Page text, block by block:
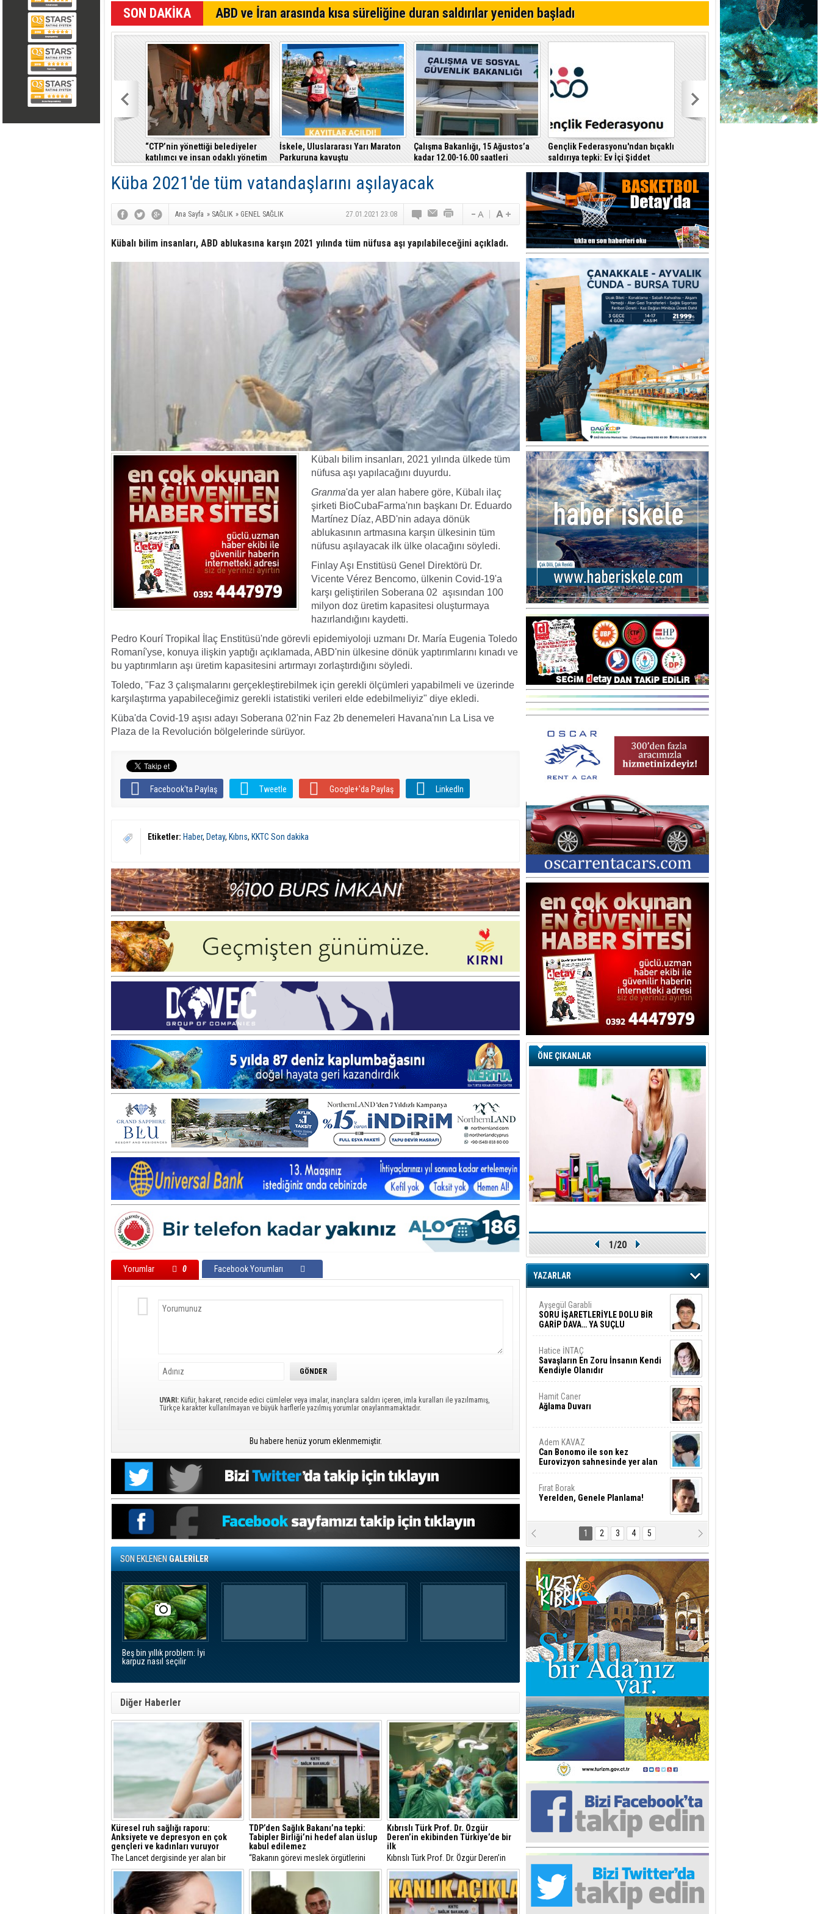
64. Geleneksel Mehmetçik Üzüm Festivali başladı
Özersay, DAÜ-SEN yetkilileriyle bir araya geldi
SON DAKİKA ABD ve İran arasında kısa süreliğine duran saldırılar yeniden başladı
“CTP’nin yönettiği belediyeler
katılımcı ve insan odaklı yönetim
anlayışıyla fark yaratıyor”
İskele, Uluslararası Yarı Maraton
Parkuruna kavuştu
Çalışma Bakanlığı, 15 Ağustos’a
kadar 12.00-16.00 saatleri
arasında güneş altında çalışmayı
yasakladı
Gençlik Federasyonu'ndan bıçaklı
saldırıya tepki: Ev İçi Şiddet
Yasası hayata geçirilmeli
Küba 2021'de tüm vatandaşlarını aşılayacak
Ana Sayfa » SAĞLIK » GENEL SAĞLIK 27.01.2021 23:08
Kübalı bilim insanları, ABD ablukasına karşın 2021 yılında tüm nüfusa aşı yapılabileceğini açıkladı.
Kübalı bilim insanları, 2021 yılında ülkede tüm
nüfusa aşı yapılacağını duyurdu.
Granma'da yer alan habere göre, Kübalı ilaç
şirketi BioCubaFarma'nın başkanı Dr. Eduardo
Martínez Díaz, ABD'nin adaya dönük
ablukasının artmasına karşın ülkesinin tüm
nüfusu aşılayacak ilk ülke olacağını söyledi.
Finlay Aşı Enstitüsü Genel Direktörü Dr.
Vicente Vérez Bencomo, ülkenin Covid-19'a
karşı geliştirilen Soberana 02 aşısından 100
milyon doz üretim kapasitesi oluşturmaya
hazırlandığını kaydetti.
Pedro Kourí Tropikal İlaç Enstitüsü'nde görevli epidemiyoloji uzmanı Dr. María Eugenia Toledo
Romaní'yse, konuya ilişkin yaptığı açıklamada, ABD'nin ülkesine dönük yaptırımlarını kınadı ve
bu yaptırımların aşı üretim kapasitesini artırmayı zorlaştırdığını söyledi.
Toledo, "Faz 3 çalışmalarını gerçekleştirebilmek için gerekli ölçümleri yapabilmeli ve üzerinde
karşılaştırma yapabileceğimiz gerekli istatistiki verileri elde edebilmeliyiz" diye ekledi.
Küba'da Covid-19 aşısı adayı Soberana 02'nin Faz 2b denemeleri Havana'nın La Lisa ve
Plaza de la Revolución bölgelerinde sürüyor.
Facebook'ta Paylaş Tweetle Google+'da Paylaş LinkedIn
Etiketler: Haber, Detay, Kıbrıs, KKTC Son dakika
Yorumlar 0 Facebook Yorumları
UYARI: Küfür, hakaret, rencide edici cümleler veya imalar, inançlara saldırı içeren, imla kuralları ile yazılmamış,
Türkçe karakter kullanılmayan ve büyük harflerle yazılmış yorumlar onaylanmamaktadır.
Bu habere henüz yorum eklenmemiştir.
SON EKLENENGALERİLER
Beş bin yıllık problem: İyi
karpuz nasıl seçilir
Diğer Haberler
Küresel ruh sağlığı raporu:
Anksiyete ve depresyon en çok
gençleri ve kadınları vuruyor
The Lancet dergisinde yer alan bir
araştırmaya göre, küresel ölçekte ruh
sağlığı sorunu bulunan birey sayısı
1990 yılındaki 599 milyondan 2023
yılında 1,17 milyara ulaştı.
TDP’den Sağlık Bakanı’na tepki:
Tabipler Birliği’ni hedef alan üslup
kabul edilemez
“Bakanın görevi meslek örgütlerini
itibarsızlaştırmak değildir”
Kıbrıslı Türk Prof. Dr. Özgür
Deren’in ekibinden Türkiye’de bir
ilk
Kıbrıslı Türk Prof. Dr. Özgür Deren’in
başında bulunduğu ekip, Türkiye tıp
tarihinde bir ilke imza attı. Hacettepe
Üniversitesi’nde gerçekleştirilen
operasyonda, 26 haftalık bebeğin
omuriliğindeki doğumsal açıklık anne
ÖNE ÇIKANLAR
1/20
YAZARLAR
Ayşegül Garabli
SORU İŞARETLERİYLE DOLU BİR
GARİP DAVA… YA SUÇLU
DEĞİLSE???
Hatice İNTAÇ
Savaşların En Zoru İnsanın Kendi
Kendiyle Olanıdır
Hamit Caner
Ağlama Duvarı
Adem KAVAZ
Can Bonomo ile son kez
Eurovizyon sahnesinde yer alan
Türkiye 10 yıl aradan sonra
Fırat Borak
Yerelden, Genele Planlama!
Erkut YILMABAŞAR
Bayrak tartışmaları ve ihalesiz
işler!
Arif Alasya
2015 SONRASI VE AKINCI.
Fatma Baysal
SURLAR İÇİ’NDE KOLAYDIR ÖLMEK
Ediz TUNCEL
Göz göre göre…
Taner ULUTAŞ
İnşallah St. Lois ile Hakkaido
Adası gibi olmayız !...
Ali KİŞMİR
FIRSAT VE KORKU
Turgut ÇALICI
İki Lakırdı da benden!
Yrd. Doç. Ercan HOŞKARA
Yatırım Yapmazsan Var Olamazsın:
Hedefteki Kurum Kıb-Tek
Rana Sarro
Başıma gelen skandal olayı
1 2 3 4 5